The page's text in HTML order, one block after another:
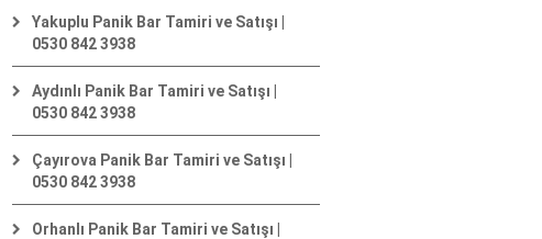
Yakuplu Panik Bar Tamiri ve Satışı |
0530 842 3938
Aydınlı Panik Bar Tamiri ve Satışı |
0530 842 3938
Çayırova Panik Bar Tamiri ve Satışı |
0530 842 3938
Orhanlı Panik Bar Tamiri ve Satışı |